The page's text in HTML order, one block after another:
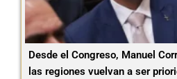
Desde el Congreso, Manuel
las regiones vuelvan a ser